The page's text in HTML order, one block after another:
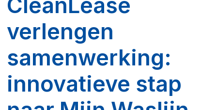
verlengen
samenwerking:
innovatieve stap